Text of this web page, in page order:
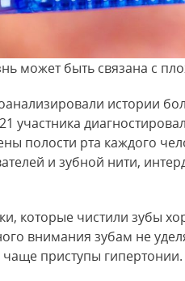
может быть связана с
истории
участника
полости рта каждого
и зубной нити,
которые чистили зубы
внимания зубам не
чаще приступы гипертонии.